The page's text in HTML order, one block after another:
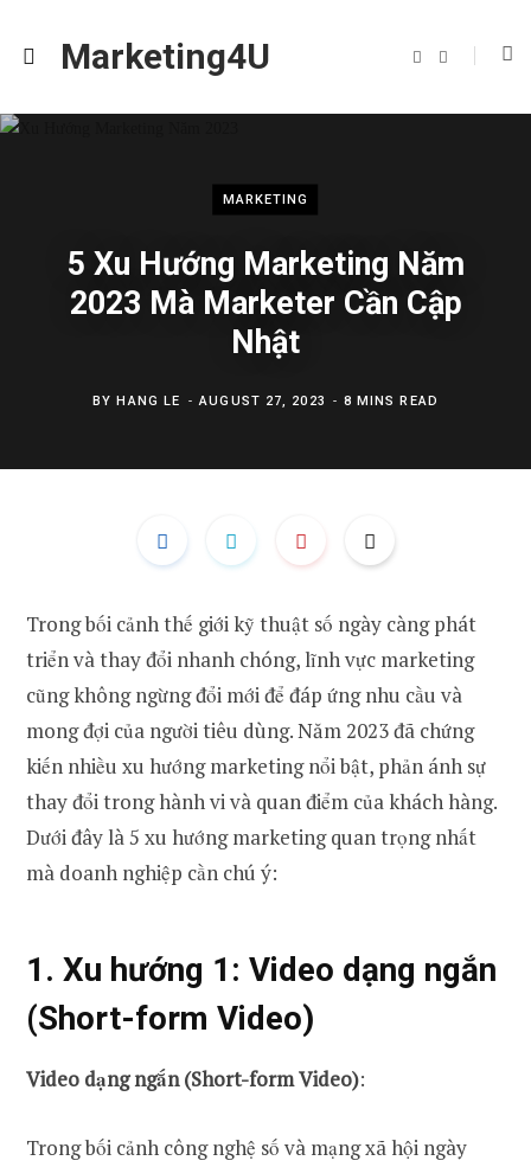
Marketing4U
b
a
MARKETING
5 Xu Hướng Marketing Năm
2023 Mà Marketer Cần Cập
Nhật
BYHANG LE AUGUST 27, 2023 8 MINS READ
Trong bối cảnh thế giới kỹ thuật số ngày càng phát
triển và thay đổi nhanh chóng, lĩnh vực marketing
cũng không ngừng đổi mới để đáp ứng nhu cầu và
mong đợi của người tiêu dùng. Năm 2023 đã chứng
kiến nhiều xu hướng marketing nổi bật, phản ánh sự
thay đổi trong hành vi và quan điểm của khách hàng.
Dưới đây là 5 xu hướng marketing quan trọng nhất
mà doanh nghiệp cần chú ý:
1. Xu hướng 1: Video dạng ngắn
(Short-form Video)
Video dạng ngắn (Short-form Video):
Trong bối cảnh công nghệ số và mạng xã hội ngày